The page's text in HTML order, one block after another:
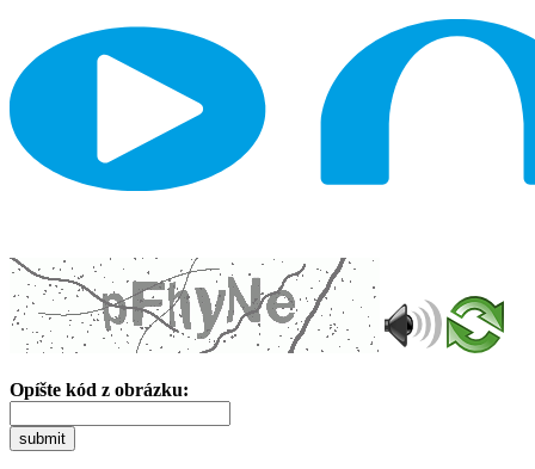
Opíšte kód z obrázku:
submit